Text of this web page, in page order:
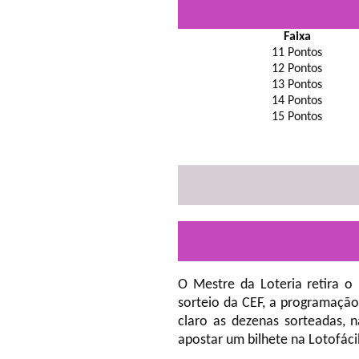
Faixa
11 Pontos
12 Pontos
13 Pontos
14 Pontos
15 Pontos
O Mestre da Loteria retira o
sorteio da CEF, a
claro as dezenas sorteadas,
apostar um bilhete na